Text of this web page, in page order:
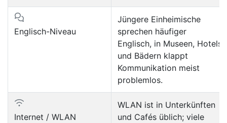
Englisch-Niveau
Jüngere Einheimische
sprechen häufiger
Englisch, in Museen, Hotels
und Bädern klappt
Kommunikation meist
problemlos.
Internet / WLAN
WLAN ist in Unterkünften
und Cafés üblich; viele